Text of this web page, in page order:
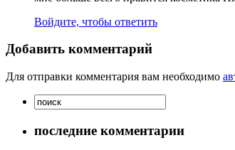
Войдите, чтобы ответить
Добавить комментарий
Для отправки комментария вам необходимо
последние комментарии